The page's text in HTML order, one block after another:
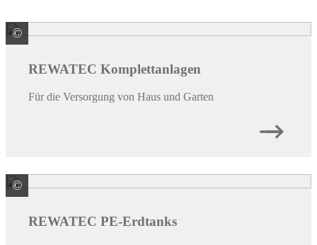
© Premier Tech Water and Environment GmbH
REWATEC Komplettanlagen
Für die Versorgung von Haus und Garten
© Premier Tech Water and Environment GmbH
REWATEC PE-Erdtanks